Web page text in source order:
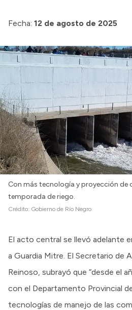
Fecha: 12 de agosto de 2025
Con más tecnología y proyección de
temporada de riego.
Crédito: Gobierno de Río Negro
El acto central se llevó adelante
a Guardia Mitre. El Secretario de
Reinoso, subrayó que “desde el
con el Departamento Provincial
tecnologías de manejo de las